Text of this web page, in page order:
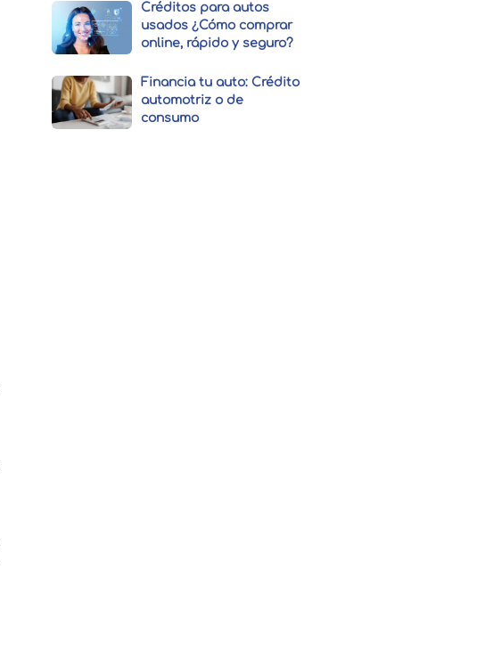
Créditos para autos
usados ¿Cómo comprar
online, rápido y seguro?
Financia tu auto: Crédito
automotriz o de
consumo